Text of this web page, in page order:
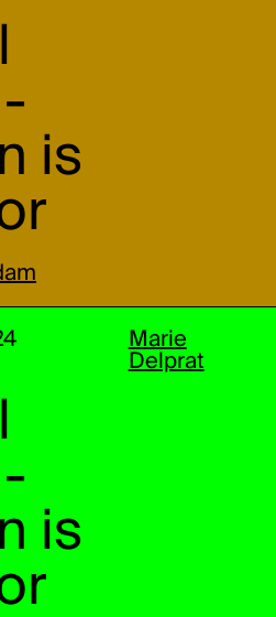
is
Marie
Delprat
is